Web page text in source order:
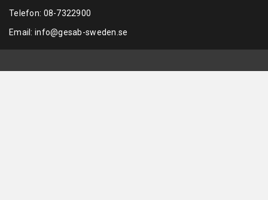
Telefon: 08-7322900
Email: info@gesab-sweden.se